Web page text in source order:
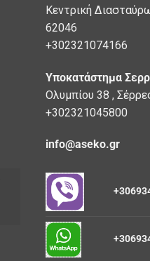
Κεντρική
62046
+302321074166
Υποκατάστημα
Ολυμπίου 38 ,
+302321045800
info@aseko.gr